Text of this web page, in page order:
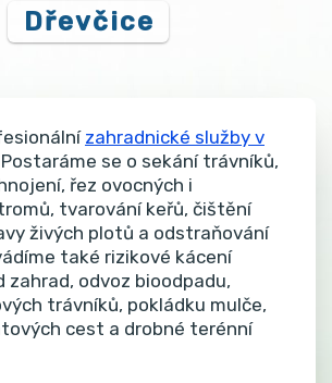
Dřevčice
zahradnické služby v
se o sekání trávníků,
řez ovocných i
tvarování keřů, čištění
živých plotů a odstraňování
také rizikové kácení
zahrad, odvoz bioodpadu,
trávníků, pokládku mulče,
cest a drobné terénní